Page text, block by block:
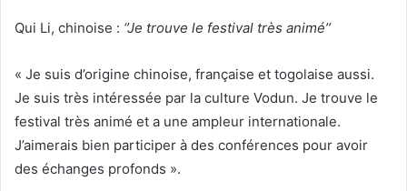
Qui Li, chinoise : ‘’Je trouve le festival très animé’’
« Je suis d’origine chinoise, française et togolaise aussi.
Je suis très intéressée par la culture Vodun. Je trouve le
festival très animé et a une ampleur internationale.
J’aimerais bien participer à des conférences pour avoir
des échanges profonds ».